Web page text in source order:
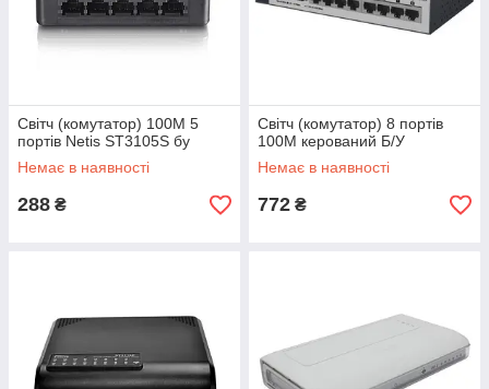
Світч (комутатор) 100M 5
портів Netis ST3105S бу
Немає в наявності
288 ₴
Світч (комутатор) 8 портів
100M керований Б/У
Немає в наявності
772 ₴